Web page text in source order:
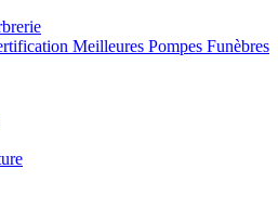
Meilleures Pompes Funèbres